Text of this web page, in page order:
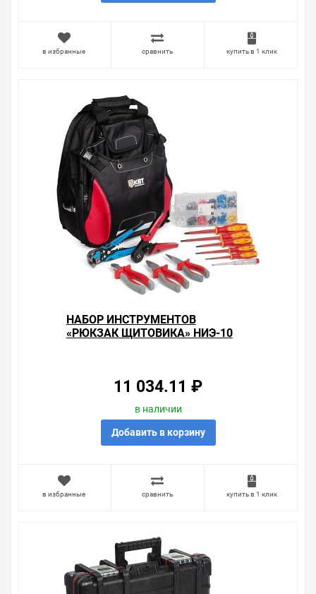
продаем, узнать преимущества конкретного товара,
особенностях товара, который вы собираетесь купить.
Мы всегда рады помочь, посоветовать, рассказать
подробно о товарах из нашего ассортимента.
наиболее удобен. С удовольствием ответим на все
в избранные сравнить купить в 1 клик
НАБОР ИНСТРУМЕНТОВ
«РЮКЗАК ЩИТОВИКА» НИЭ-10
11 034.11 ₽
в наличии
Добавить в корзину
в избранные сравнить купить в 1 клик